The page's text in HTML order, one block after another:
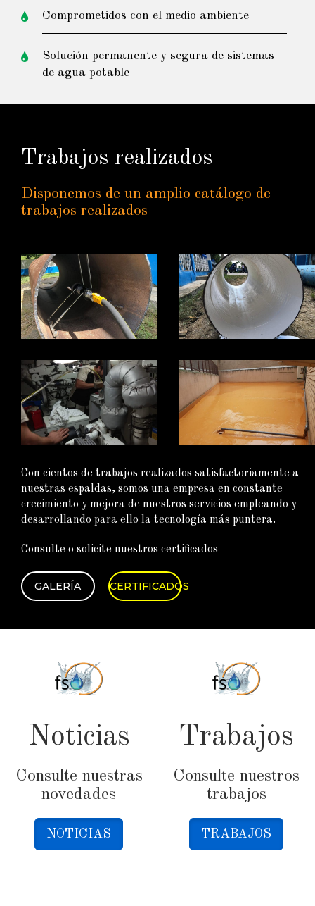
Comprometidos con el medio ambiente
Solución permanente y segura de sistemas
de agua potable
Trabajos realizados
Disponemos de un amplio catálogo de
trabajos realizados
Con cientos de trabajos realizados satisfactoriamente a
nuestras espaldas, somos una empresa en constante
crecimiento y mejora de nuestros servicios empleando y
desarrollando para ello la tecnología más puntera.
Consulte o solicite nuestros certificados
GALERÍA CERTIFICADOS
Noticias
Consulte nuestras
novedades
NOTICIAS
Trabajos
Consulte nuestros
trabajos
TRABAJOS